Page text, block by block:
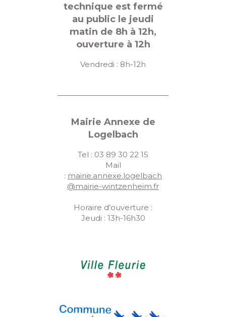
technique est fermé
au public le jeudi
matin de 8h à 12h,
ouverture à 12h
Vendredi : 8h-12h
Mairie Annexe de
Logelbach
Tel : 03 89 30 22 15
Mail
: mairie.annexe.logelbach
@mairie-wintzenheim.fr
Horaire d’ouverture :
Jeudi : 13h-16h30